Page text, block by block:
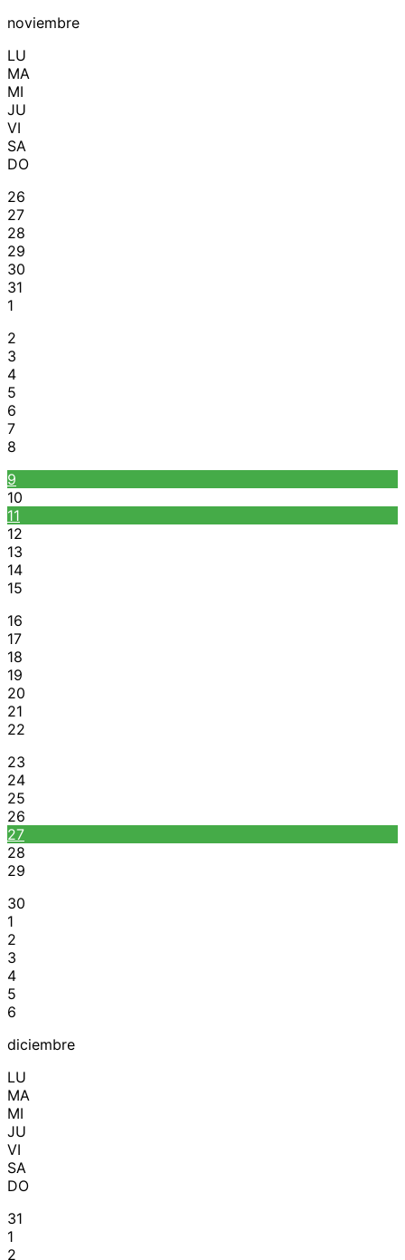
noviembre
LU
MA
MI
JU
VI
SA
DO
26
27
28
29
30
31
1
2
3
4
5
6
7
8
9
10
11
12
13
14
15
16
17
18
19
20
21
22
23
24
25
26
27
28
29
30
1
2
3
4
5
6
diciembre
LU
MA
MI
JU
VI
SA
DO
31
1
2